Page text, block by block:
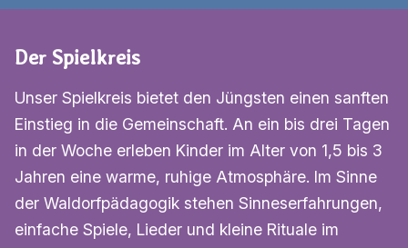
Der Spielkreis
Unser Spielkreis bietet den Jüngsten einen sanften
Einstieg in die Gemeinschaft. An ein bis drei Tagen
in der Woche erleben Kinder im Alter von 1,5 bis 3
Jahren eine warme, ruhige Atmosphäre. Im Sinne
der Waldorfpädagogik stehen Sinneserfahrungen,
einfache Spiele, Lieder und kleine Rituale im